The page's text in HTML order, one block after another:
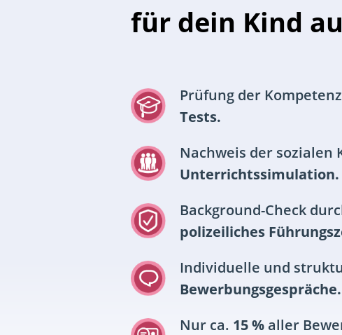
für dein Kind
Prüfung der
Tests.
Nachweis der sozialen
Unterrichtssimulation.
Background-Check
polizeiliches
Individuelle und
Bewerbungsgespräche.
Nur ca. 15 % aller